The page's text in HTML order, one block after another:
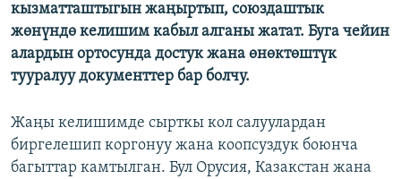
кызматташтыгын жаңыртып, союздаштык
жөнүндө келишим кабыл алганы жатат. Буга чейин
алардын ортосунда достук жана өнөктөштүк
тууралуу документтер бар болчу.
Жаңы келишимде сырткы кол салуулардан
биргелешип коргонуу жана коопсуздук боюнча
багыттар камтылган. Бул Орусия, Казакстан жана